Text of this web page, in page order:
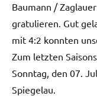
Baumann /
gratulieren. Gut
mit 4:2 konnten
Zum letzten
Sonntag, den 07.
Spiegelau.